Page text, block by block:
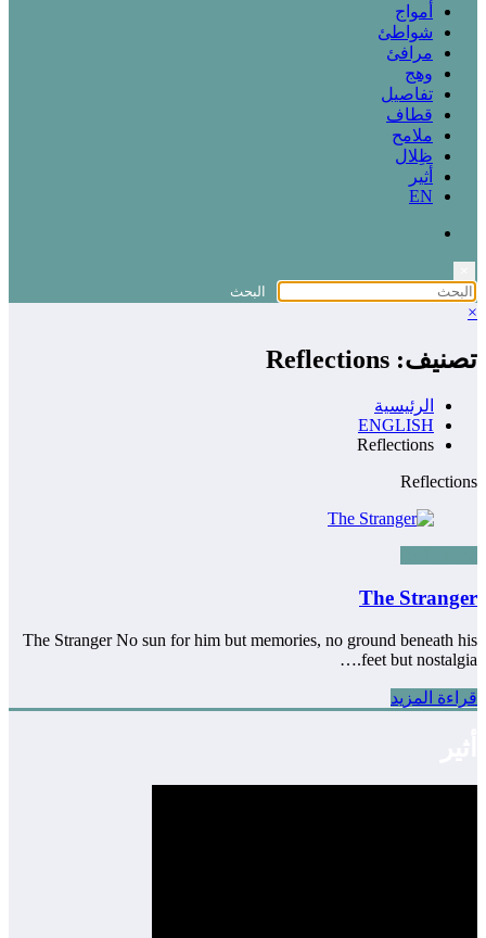
أمواج
شواطئ
مرافئ
وهج
تفاصيل
قطاف
ملامح
ظِلال
أثير
EN
×
تصنيف: Reflections
الرئيسية
ENGLISH
Reflections
Reflections
The Stranger
The Stranger No sun for him but memories, no ground beneath his
feet but nostalgia.…
قراءة المزيد